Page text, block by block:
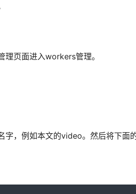
页面进入workers管理。
，例如本文的video。然后将下面